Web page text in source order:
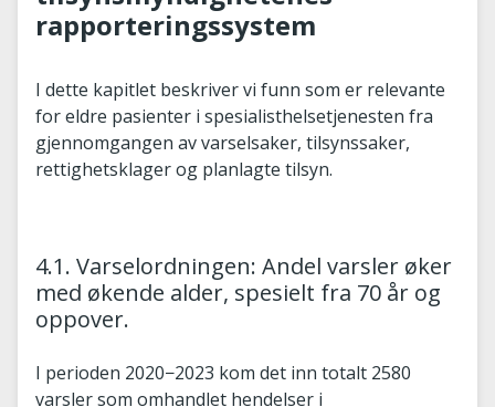
rapporteringssystem
I dette kapitlet beskriver vi funn som er relevante
for eldre pasienter i spesialisthelsetjenesten fra
gjennomgangen av varselsaker, tilsynssaker,
rettighetsklager og planlagte tilsyn.
4.1. Varselordningen: Andel varsler øker
med økende alder, spesielt fra 70 år og
oppover.
I perioden 2020−2023 kom det inn totalt 2580
varsler som omhandlet hendelser i